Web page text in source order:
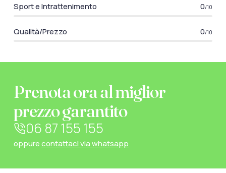
Sport e Intrattenimento 0/10
Qualità/Prezzo 0/10
Prenota ora al miglior
prezzo garantito
06 87 155 155
oppurecontattaci via whatsapp